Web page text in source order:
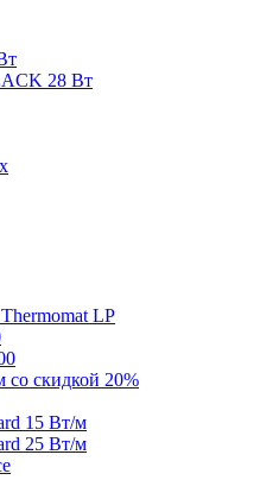
28 Вт
LP
со скидкой 20%
15 Вт/м
25 Вт/м